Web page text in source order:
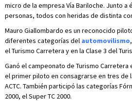
micro de la empresa Vía Bariloche. Junto
personas, todos con heridas de distinta
Mauro Giallombardo es un reconocido
diferentes categorías del automovilismo
el Turismo Carretera y en la Clase 3 del
Ganó el campeonato de Turismo Carretera
el primer piloto en consagrarse en tres de
ACTC. También participó las categorías
2000, el Super TC 2000.